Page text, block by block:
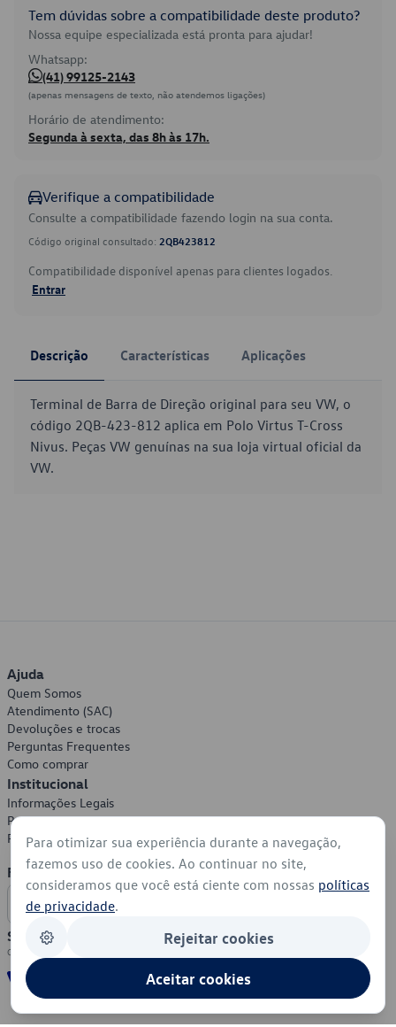
Tem dúvidas sobre a compatibilidade deste produto?
Nossa equipe especializada está pronta para ajudar!
Whatsapp:
(41) 99125-2143
(apenas mensagens de texto, não atendemos ligações)
Horário de atendimento:
Segunda à sexta, das 8h às 17h.
Verifique a compatibilidade
Consulte a compatibilidade fazendo login na sua conta.
Código original consultado: 2QB423812
Compatibilidade disponível apenas para clientes logados.
Entrar
Descrição Características Aplicações
Terminal de Barra de Direção original para seu VW, o
código 2QB-423-812 aplica em Polo Virtus T-Cross
Nivus. Peças VW genuínas na sua loja virtual oficial da
VW.
Ajuda
Quem Somos
Atendimento (SAC)
Devoluções e trocas
Perguntas Frequentes
Como comprar
Institucional
Informações Legais
Política de Privacidade
Política de Cookies
Formas de Pagamento
Segurança
Para otimizar sua experiência durante a navegação,
fazemos uso de cookies. Ao continuar no site,
consideramos que você está ciente com nossas políticas
de privacidade.
Rejeitar cookies
Aceitar cookies